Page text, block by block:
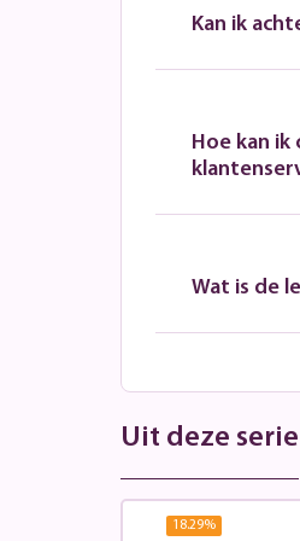
Kan ik
Hoe kan
Wat is de
Uit deze serie
18.29%